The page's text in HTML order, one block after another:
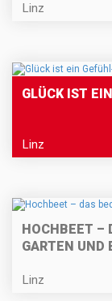
Linz
GLÜCK IST
Linz
HOCHBEET –
GARTEN UND
Linz